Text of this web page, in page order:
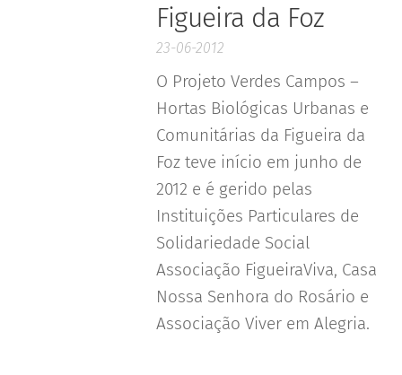
Figueira da Foz
23-06-2012
O Projeto Verdes Campos –
Hortas Biológicas Urbanas e
Comunitárias da Figueira da
Foz teve início em junho de
2012 e é gerido pelas
Instituições Particulares de
Solidariedade Social
Associação FigueiraViva, Casa
Nossa Senhora do Rosário e
Associação Viver em Alegria.